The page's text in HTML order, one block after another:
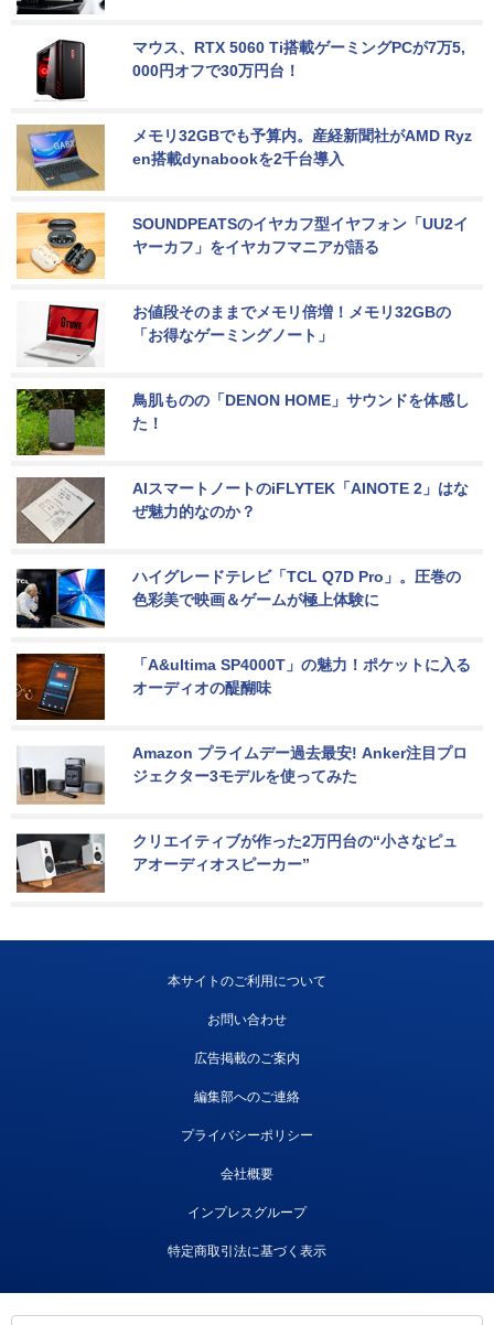
マウス、RTX 5060 Ti搭載ゲーミングPCが7万5,
000円オフで30万円台！
メモリ32GBでも予算内。産経新聞社がAMD Ryz
en搭載dynabookを2千台導入
SOUNDPEATSのイヤカフ型イヤフォン「UU2イ
ヤーカフ」をイヤカフマニアが語る
お値段そのままでメモリ倍増！メモリ32GBの
「お得なゲーミングノート」
鳥肌ものの「DENON HOME」サウンドを体感し
た！
AIスマートノートのiFLYTEK「AINOTE 2」はな
ぜ魅力的なのか？
ハイグレードテレビ「TCL Q7D Pro」。圧巻の
色彩美で映画＆ゲームが極上体験に
「A&ultima SP4000T」の魅力！ポケットに入る
オーディオの醍醐味
Amazon プライムデー過去最安! Anker注目プロ
ジェクター3モデルを使ってみた
クリエイティブが作った2万円台の“小さなピュ
アオーディオスピーカー”
本サイトのご利用について
お問い合わせ
広告掲載のご案内
編集部へのご連絡
プライバシーポリシー
会社概要
インプレスグループ
特定商取引法に基づく表示